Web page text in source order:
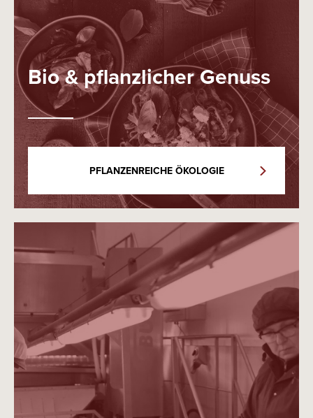
Bio & pflanzlicher Genuss
PFLANZENREICHE ÖKOLOGIE